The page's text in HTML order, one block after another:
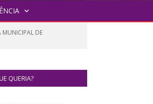
MUNICIPAL DE
QUERIA?